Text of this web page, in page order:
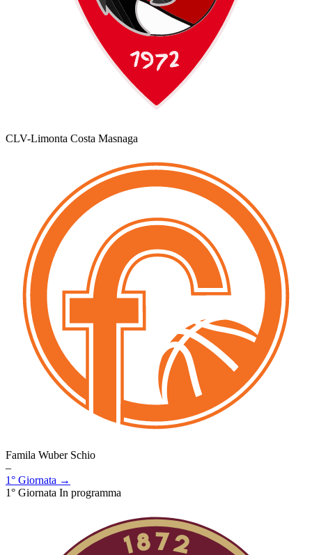
CLV-Limonta Costa Masnaga
Famila Wuber Schio
–
1° Giornata →
1° Giornata In programma